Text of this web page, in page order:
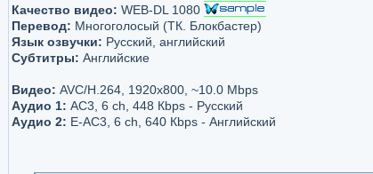
Качество видео: WEB-DL 1080
Перевод: Многоголосый (ТК. Блокбастер)
Язык озвучки: Русский, английский
Субтитры: Английские
Видео: AVC/H.264, 1920x800, ~10.0 Mbps
Аудио 1: AC3, 6 ch, 448 Кbps - Русский
Аудио 2: E-AC3, 6 ch, 640 Кbps - Английский